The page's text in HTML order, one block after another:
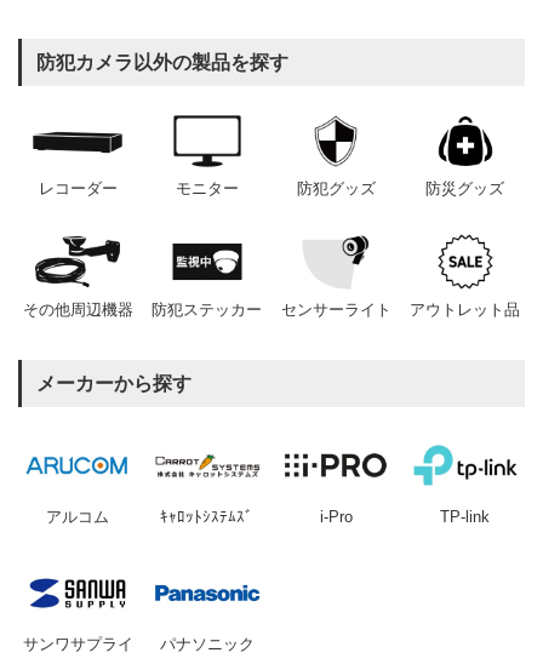
防犯カメラ以外の製品を探す
レコーダー モニター 防犯グッズ 防災グッズ
その他周辺機器 防犯ステッカー センサーライト アウトレット品
メーカーから探す
アルコム ｷｬﾛｯﾄｼｽﾃﾑｽﾞ i-Pro TP-link
サンワサプライ パナソニック